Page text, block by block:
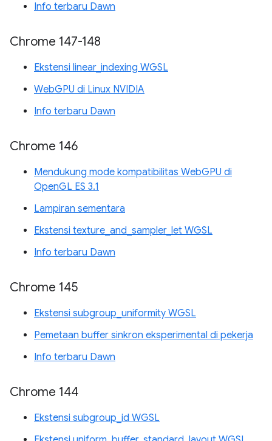
Info terbaru Dawn
Chrome 147-148
Ekstensi linear_indexing WGSL
WebGPU di Linux NVIDIA
Info terbaru Dawn
Chrome 146
Mendukung mode kompatibilitas WebGPU di
OpenGL ES 3.1
Lampiran sementara
Ekstensi texture_and_sampler_let WGSL
Info terbaru Dawn
Chrome 145
Ekstensi subgroup_uniformity WGSL
Pemetaan buffer sinkron eksperimental di pekerja
Info terbaru Dawn
Chrome 144
Ekstensi subgroup_id WGSL